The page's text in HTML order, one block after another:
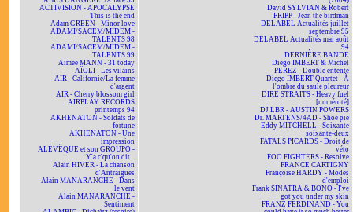
ACTIVISION - APOCALYPSE
- This is the end
Adam GREEN - Minor love
ADAMI/SACEM/MIDEM -
TALENTS 98
ADAMI/SACEM/MIDEM -
TALENTS 99
Aimee MANN - 31 today
AÏOLI - Les vilains
AIR - Californie/La femme
d'argent
AIR - Cherry blossom girl
AIRPLAY RECORDS
printemps 94
AKHENATON - Soldats de
fortune
AKHENATON - Une
impression
ALÉVÊQUE et son GROUPO -
Y'a c'qu'on dit...
Alain HIVER - La chanson
d'Antraigues
Alain MANARANCHE - Dans
le vent
Alain MANARANCHE -
Sentiment
David SYLVIAN & Robert
FRIPP - Jean the birdman
DELABEL Actualités juillet
septembre 95
DELABEL Actualités mai août
94
DERNIÈRE BANDE
Diego IMBERT & Michel
PEREZ - Double entente
Diego IMBERT Quartet - À
l'ombre du saule pleureur
DIRE STRAITS - Heavy fuel
[numéroté]
DJ LBR - AUSTIN POWERS
Dr. MARTENS/4AD - Shoe pie
Eddy MITCHELL - Soixante
soixante-deux
FATALS PICARDS - Droit de
véto
FOO FIGHTERS - Resolve
FRANCE CARTIGNY
Françoise HARDY - Modes
d'emploi
Frank SINATRA & BONO - I've
got you under my skin
FRANZ FERDINAND - You